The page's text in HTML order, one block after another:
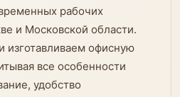
рабочих
и Московской области.
изготавливаем офисную
все особенности
удобство